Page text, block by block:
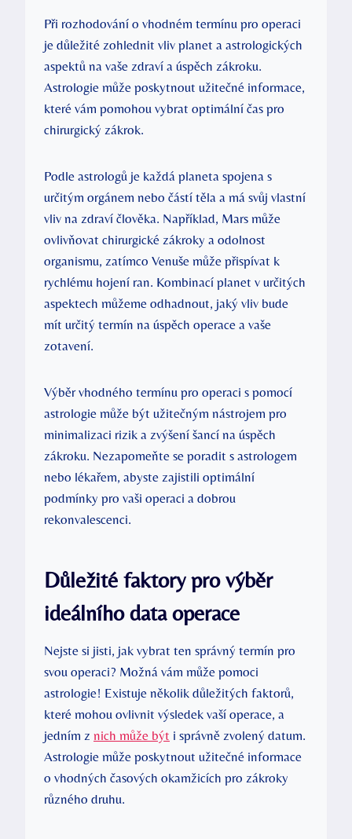
Při rozhodování o vhodném termínu pro operaci
je důležité zohlednit vliv planet a astrologických
aspektů na vaše zdraví a úspěch zákroku.
Astrologie může poskytnout užitečné informace,
které vám pomohou vybrat optimální čas pro
chirurgický zákrok.
Podle astrologů je každá planeta spojena s
určitým orgánem nebo částí těla a má svůj vlastní
vliv na zdraví člověka. Například, Mars může
ovlivňovat chirurgické zákroky a odolnost
organismu, zatímco Venuše může přispívat k
rychlému hojení ran. Kombinací planet v určitých
aspektech můžeme odhadnout, jaký vliv bude
mít určitý termín na úspěch operace a vaše
zotavení.
Výběr vhodného termínu pro operaci s pomocí
astrologie může být užitečným nástrojem pro
minimalizaci rizik a zvýšení šancí na úspěch
zákroku. Nezapomeňte se poradit s astrologem
nebo lékařem, abyste zajistili optimální
podmínky pro vaši operaci a dobrou
rekonvalescenci.
Důležité faktory pro výběr
ideálního data operace
Nejste si jisti, jak vybrat ten správný termín pro
svou operaci? Možná vám může pomoci
astrologie! Existuje několik důležitých faktorů,
které mohou ovlivnit výsledek vaší operace, a
jedním z nich může být i správně zvolený datum.
Astrologie může poskytnout užitečné informace
o vhodných časových okamžicích pro zákroky
různého druhu.